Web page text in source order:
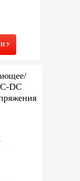
DC